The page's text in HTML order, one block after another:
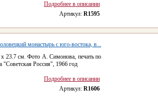
Подробнее в описании
Артикул: R1595
монастырь с юго-востока, в...
23.7 см. Фото А. Симонова, печать по
"Советская Россия", 1966 год
Подробнее в описании
Артикул: R1606